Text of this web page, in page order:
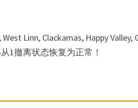
Linn, Clackamas, Happy Valley,
1撤离状态恢复为正常！